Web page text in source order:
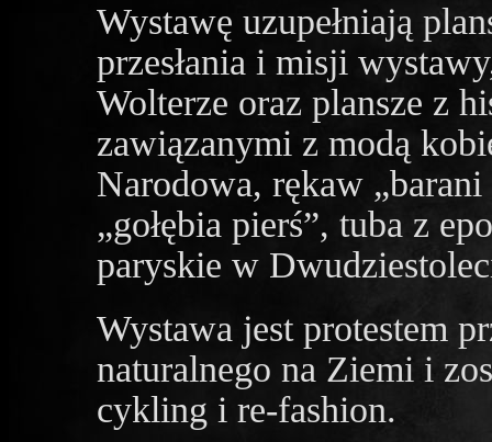
Wystawę uzupełniają
przesłania i misji
Wolterze oraz plansze z
zawiązanymi z modą
Narodowa, rękaw
„gołębia pierś”, tuba z
paryskie w
Wystawa jest protestem
naturalnego na Ziemi i
cykling i re-fashion.